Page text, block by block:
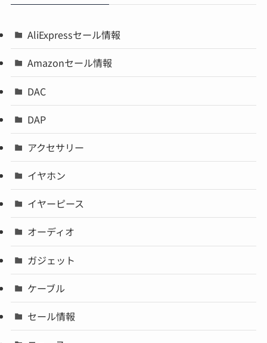
AliExpressセール情報
Amazonセール情報
DAC
DAP
アクセサリー
イヤホン
イヤーピース
オーディオ
ガジェット
ケーブル
セール情報